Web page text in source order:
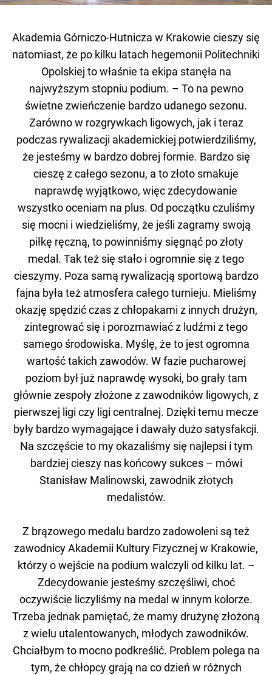
Akademia Górniczo-Hutnicza w Krakowie cieszy się
natomiast, że po kilku latach hegemonii Politechniki
Opolskiej to właśnie ta ekipa stanęła na
najwyższym stopniu podium. – To na pewno
świetne zwieńczenie bardzo udanego sezonu.
Zarówno w rozgrywkach ligowych, jak i teraz
podczas rywalizacji akademickiej potwierdziliśmy,
że jesteśmy w bardzo dobrej formie. Bardzo się
cieszę z całego sezonu, a to złoto smakuje
naprawdę wyjątkowo, więc zdecydowanie
wszystko oceniam na plus. Od początku czuliśmy
się mocni i wiedzieliśmy, że jeśli zagramy swoją
piłkę ręczną, to powinniśmy sięgnąć po złoty
medal. Tak też się stało i ogromnie się z tego
cieszymy. Poza samą rywalizacją sportową bardzo
fajna była też atmosfera całego turnieju. Mieliśmy
okazję spędzić czas z chłopakami z innych drużyn,
zintegrować się i porozmawiać z ludźmi z tego
samego środowiska. Myślę, że to jest ogromna
wartość takich zawodów. W fazie pucharowej
poziom był już naprawdę wysoki, bo grały tam
głównie zespoły złożone z zawodników ligowych, z
pierwszej ligi czy ligi centralnej. Dzięki temu mecze
były bardzo wymagające i dawały dużo satysfakcji.
Na szczęście to my okazaliśmy się najlepsi i tym
bardziej cieszy nas końcowy sukces – mówi
Stanisław Malinowski, zawodnik złotych
medalistów.
Z brązowego medalu bardzo zadowoleni są też
zawodnicy Akademii Kultury Fizycznej w Krakowie,
którzy o wejście na podium walczyli od kilku lat. –
Zdecydowanie jesteśmy szczęśliwi, choć
oczywiście liczyliśmy na medal w innym kolorze.
Trzeba jednak pamiętać, że mamy drużynę złożoną
z wielu utalentowanych, młodych zawodników.
Chciałbym to mocno podkreślić. Problem polega na
tym, że chłopcy grają na co dzień w różnych